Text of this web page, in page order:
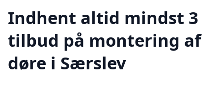
Indhent altid mindst 3
tilbud på montering af
døre i Særslev